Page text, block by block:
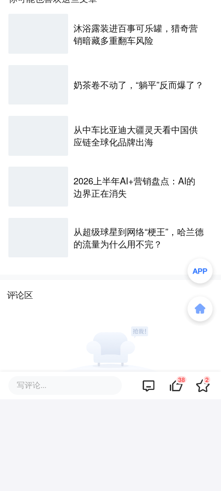
沐浴露装进百事可乐罐，猎奇营
销暗藏多重翻车风险
奶茶卷不动了，“躺平”反而爆了？
从中车比亚迪大疆灵天看中国供
应链全球化品牌出海
2026上半年AI+营销盘点：AI的
边界正在消失
从超级球星到网络“梗王”，哈兰德
的流量为什么用不完？
评论区
写评论... 38 2